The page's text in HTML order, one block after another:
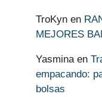
TroKyn en
MEJORES
Yasminaen
empacando:
bolsas